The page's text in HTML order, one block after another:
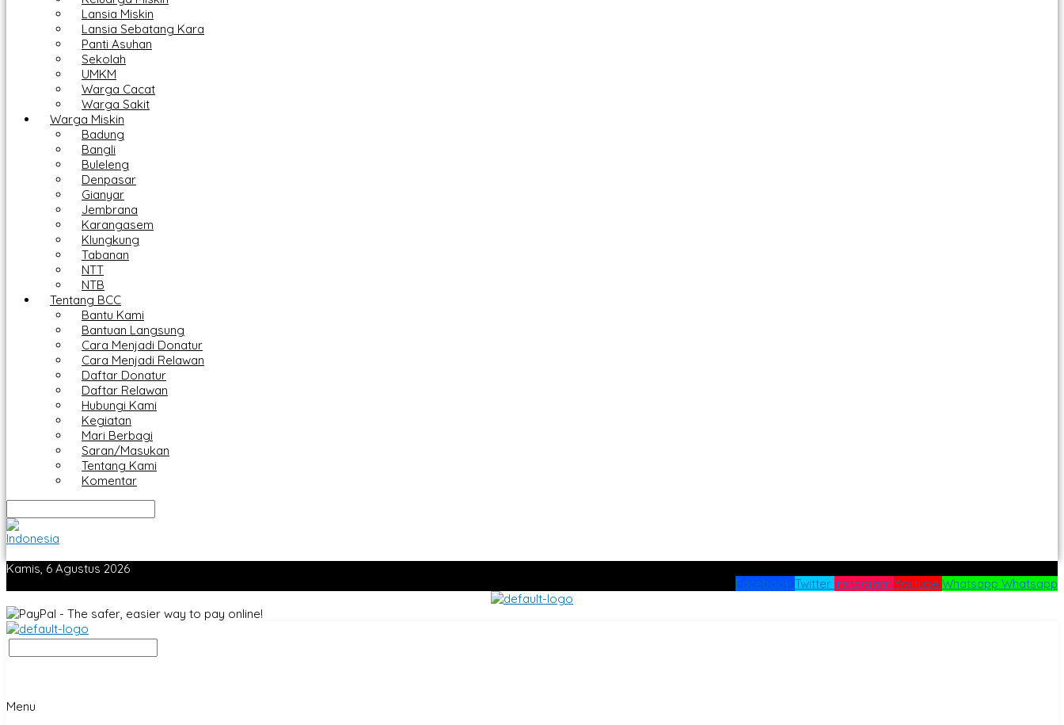
Lansia Miskin
Lansia Sebatang Kara
Panti Asuhan
Sekolah
UMKM
Warga Cacat
Warga Sakit
Warga Miskin
Badung
Bangli
Buleleng
Denpasar
Gianyar
Jembrana
Karangasem
Klungkung
Tabanan
NTT
NTB
Tentang BCC
Bantu Kami
Bantuan Langsung
Cara Menjadi Donatur
Cara Menjadi Relawan
Daftar Donatur
Daftar Relawan
Hubungi Kami
Kegiatan
Mari Berbagi
Saran/Masukan
Tentang Kami
Komentar
Kamis, 6 Agustus 2026
Facebook Twitter Instagram Youtube Whatsapp Whatsapp
Menu